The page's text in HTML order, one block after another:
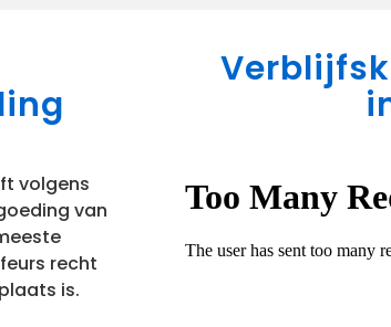
volgens
van
recht
is.